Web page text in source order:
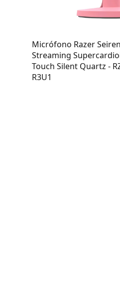
Micrófono Razer
Streaming
Touch Silent Quartz -
R3U1